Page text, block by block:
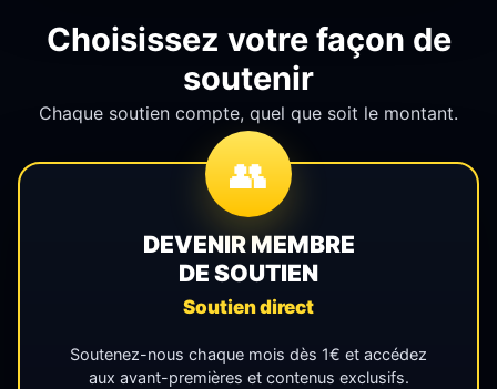
Choisissez votre façon de
soutenir
Chaque soutien compte, quel que soit le montant.
👥
DEVENIR MEMBRE
DE SOUTIEN
Soutien direct
Soutenez-nous chaque mois dès 1€ et accédez
aux avant-premières et contenus exclusifs.